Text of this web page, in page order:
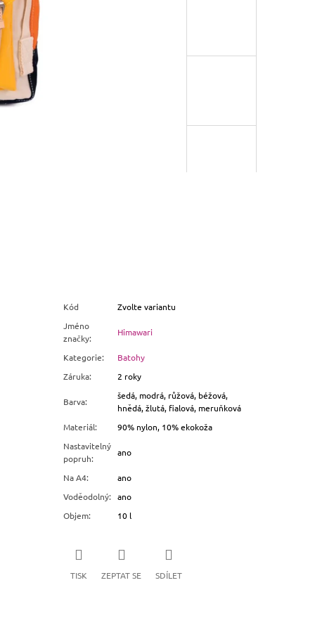
Kód
Zvolte variantu
Jméno
značky:
Himawari
Kategorie:
Batohy
Záruka: 2 roky
Barva:
šedá, modrá, růžová, béžová,
hnědá, žlutá, fialová, meruňková
Materiál:
90% nylon, 10% ekokoža
Nastavitelný
popruh:
ano
Na A4:
ano
Voděodolný:
ano
Objem: 10 l
TISK ZEPTAT SE SDÍLET